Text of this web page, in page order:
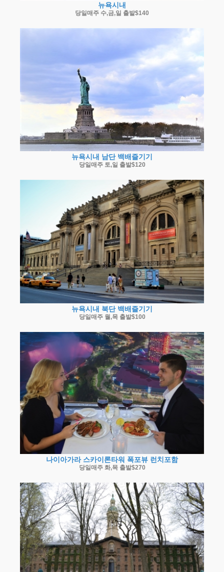
뉴욕시내
당일매주 수,금,일 출발$140
뉴욕시내 남단 백배즐기기
당일매주 토,일 출발$120
뉴욕시내 북단 백배즐기기
당일매주 월,목 출발$100
나이아가라 스카이론타워 폭포뷰 런치포함
당일매주 화,목 출발$270